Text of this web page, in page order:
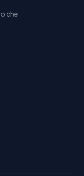
che